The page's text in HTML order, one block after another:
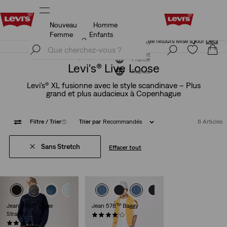
Politique de livraison et de retours Mise à jour
S'inscrire maintenant
France
Nouveau
Homme
Femme
Enfants
Politique de livraison et de retours Mise à jourDétails
S'inscrire maintenant
France
Levi's® Live Loose
Levi's® XL fusionne avec le style scandinave – Plus
grand et plus audacieux à Copenhague
Filtre / Trier(1) Trier par Recommandés 6 Articles
Sans Stretch Effacer tout
Jean 568™ Loose
Straight
(394)
Jean 578™ Baggy
(259)
110,00 €